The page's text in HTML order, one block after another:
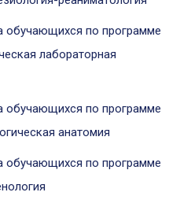
обучающихся по программе
лабораторная
обучающихся по программе
анатомия
обучающихся по программе